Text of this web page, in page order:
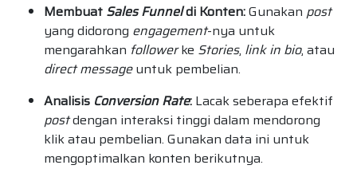
Membuat Sales Funneldi Konten:Gunakan post
yang didorong engagement-nya untuk
mengarahkan followerke Stories, link in bio, atau
direct messageuntuk pembelian.
Analisis Conversion Rate: Lacak seberapa efektif
postdengan interaksi tinggi dalam mendorong
klik atau pembelian. Gunakan data ini untuk
mengoptimalkan konten berikutnya.